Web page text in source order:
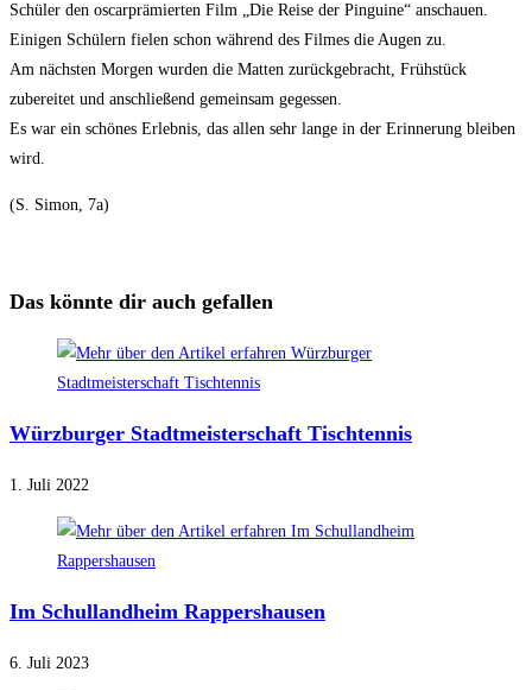
Schüler den oscarprämierten Film „Die Reise der Pinguine“ anschauen.
Einigen Schülern fielen schon während des Filmes die Augen zu.
Am nächsten Morgen wurden die Matten zurückgebracht, Frühstück
zubereitet und anschließend gemeinsam gegessen.
Es war ein schönes Erlebnis, das allen sehr lange in der Erinnerung bleiben
wird.
(S. Simon, 7a)
Das könnte dir auch gefallen
Würzburger Stadtmeisterschaft Tischtennis
1. Juli 2022
Im Schullandheim Rappershausen
6. Juli 2023